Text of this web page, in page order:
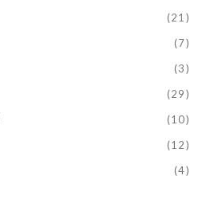
(21)
(7)
(3)
(29)
(10)
(12)
(4)